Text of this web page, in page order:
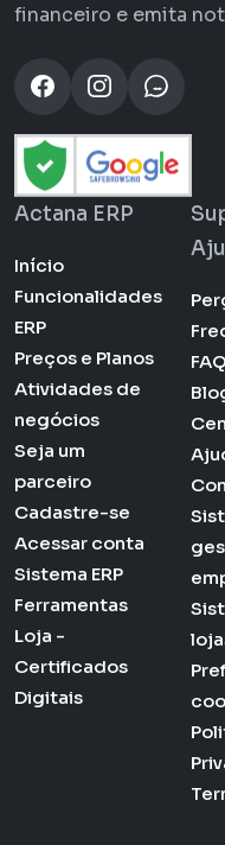
financeiro e emita
Actana ERP
Início
Funcionalidades
ERP
Preços e Planos
Atividades de
negócios
Seja um
parceiro
Cadastre-se
Acessar conta
Sistema ERP
Ferramentas
Loja -
Certificados
Digitais
FAQ